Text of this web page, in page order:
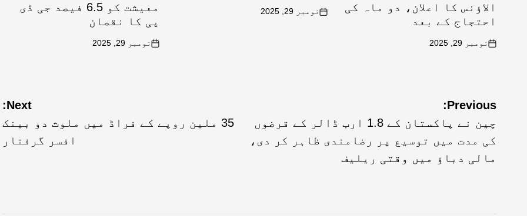
الاؤنس کا اعلان، دو ماہ کی
احتجاج کے بعد
نومبر 29, 2025
نومبر 29, 2025
معیشت کو 6.5 فیصد جی ڈی
پی کا نقصان
نومبر 29, 2025
Previous:
چین نے پاکستان کے 1.8 ارب ڈالر کے قرضوں
کی مدت میں توسیع پر رضامندی ظاہر کر دی،
مالی دباؤ میں وقتی ریلیف
Next:
35 ملین روپے کے فراڈ میں ملوث دو بینک
افسر گرفتار